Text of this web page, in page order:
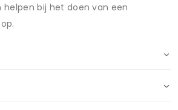
helpen bij het doen van een